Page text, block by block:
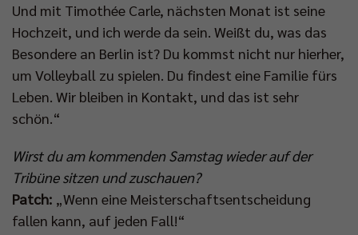
Und mit Timothée Carle, nächsten Monat ist seine
Hochzeit, und ich werde da sein. Weißt du, was das
Besondere an Berlin ist? Du kommst nicht nur hierher,
um Volleyball zu spielen. Du findest eine Familie fürs
Leben. Wir bleiben in Kontakt, und das ist sehr
schön.“
Wirst du am kommenden Samstag wieder auf der
Tribüne sitzen und zuschauen?
Patch: „Wenn eine Meisterschaftsentscheidung
fallen kann, auf jeden Fall!“